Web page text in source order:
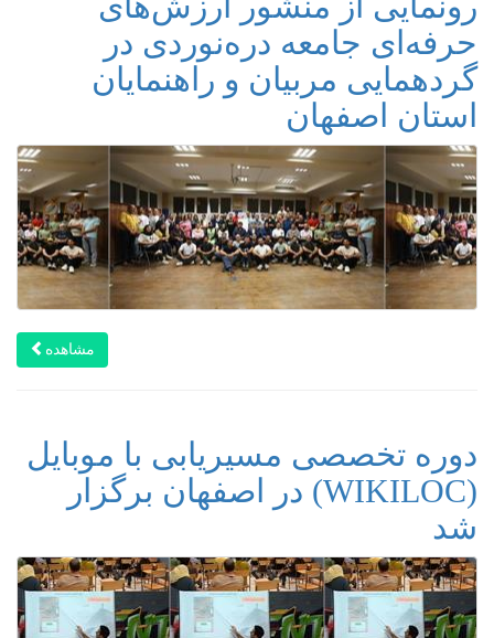
حرفه‌ای جامعه دره‌نوردی در
گردهمایی مربیان و راهنمایان
استان اصفهان
مشاهده
دوره تخصصی مسیریابی با موبایل
(WIKILOC) در اصفهان برگزار
شد